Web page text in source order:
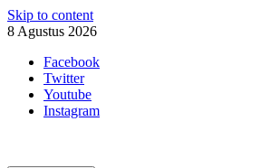
Skip to content
8 Agustus 2026
Facebook
Twitter
Youtube
Instagram